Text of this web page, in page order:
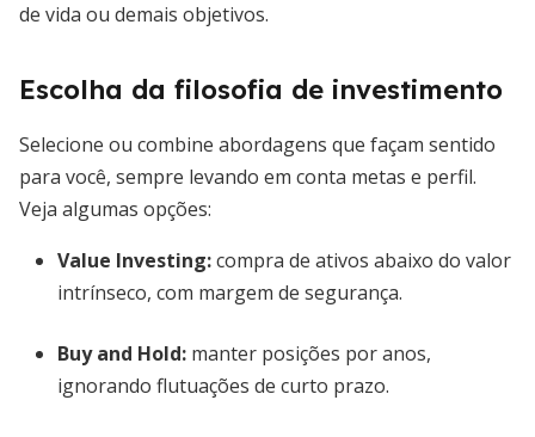
de vida ou demais objetivos.
Escolha da filosofia de investimento
Selecione ou combine abordagens que façam sentido
para você, sempre levando em conta metas e perfil.
Veja algumas opções:
Value Investing:compra de ativos abaixo do valor
intrínseco, com margem de segurança.
Buy and Hold: manter posições por anos,
ignorando flutuações de curto prazo.